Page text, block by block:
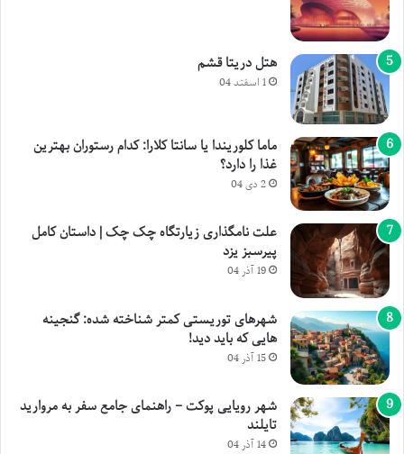
هتل دریتا قشم
1 اسفند 04
ماما کلوریندا یا سانتا کلارا: کدام رستوران بهترین
غذا را دارد؟
2 دی 04
علت نامگذاری زیارتگاه چک چک | داستان کامل
پیرسبز یزد
19 آذر 04
شهرهای توریستی کمتر شناخته شده: گنجینه
هایی که باید دید!
15 آذر 04
شهر رویایی پوکت – راهنمای جامع سفر به مروارید
تایلند
14 آذر 04